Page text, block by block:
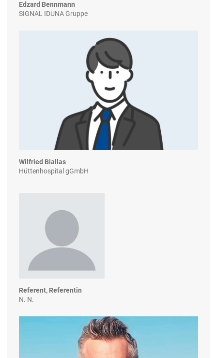
Edzard Bennmann
SIGNAL IDUNA Gruppe
Wilfried Biallas
Hüttenhospital gGmbH
Referent, Referentin
N. N.